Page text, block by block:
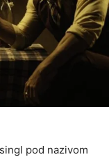
pod nazivom